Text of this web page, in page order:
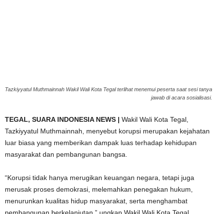
Tazkiyyatul Muthmainnah Wakil Wali Kota Tegal terlihat menemui peserta saat sesi tanya
jawab di acara sosialisasi.
TEGAL, SUARA INDONESIA NEWS | Wakil Wali Kota Tegal,
Tazkiyyatul Muthmainnah, menyebut korupsi merupakan kejahatan
luar biasa yang memberikan dampak luas terhadap kehidupan
masyarakat dan pembangunan bangsa.
“Korupsi tidak hanya merugikan keuangan negara, tetapi juga
merusak proses demokrasi, melemahkan penegakan hukum,
menurunkan kualitas hidup masyarakat, serta menghambat